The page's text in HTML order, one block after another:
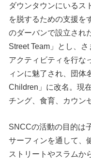
ダウンタウンにいるス
を脱するための支援を
のダーバンで設立され
Street Team」とし、
アクティビティを行な
ィンに魅了され、団体
Children」に改名。現
チング、食育、カウン
SNCCの活動の目的は
サーフィンを通して、
ストリートやスラムか